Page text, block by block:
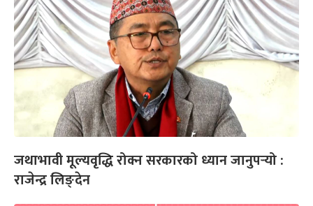
जथाभावी मूल्यवृद्धि रोक्न सरकारको ध्यान जानुपर्‍यो :
राजेन्द्र लिङ्देन